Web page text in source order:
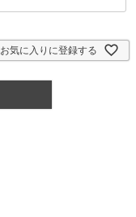
お気に入りに登録する